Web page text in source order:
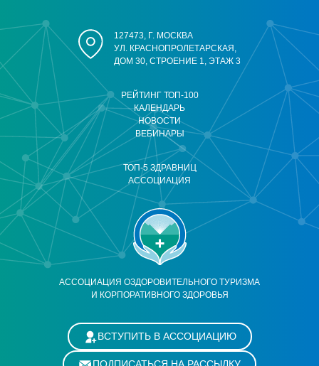
АССОЦИАЦИЯ ОЗДОРОВИТЕЛЬНОГО ТУРИЗМА
И КОРПОРАТИВНОГО ЗДОРОВЬЯ
РЕЙТИНГ ТОП-100
КАЛЕНДАРЬ
НОВОСТИ
ВЕБИНАРЫ
ТОП-5 ЗДРАВНИЦ
АССОЦИАЦИЯ
127473, Г. МОСКВА
УЛ. КРАСНОПРОЛЕТАРСКАЯ,
ДОМ 30, СТРОЕНИЕ 1, ЭТАЖ 3
ВСТУПИТЬ В АССОЦИАЦИЮ